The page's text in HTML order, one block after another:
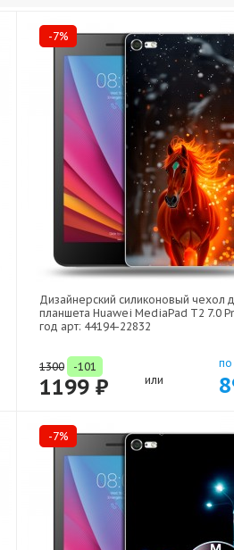
-7%
Дизайнерский силиконовый чехол
планшета Huawei MediaPad T2 7.0
год арт: 44194-22832
1300 -101
1199 ₽ или
по
-7%